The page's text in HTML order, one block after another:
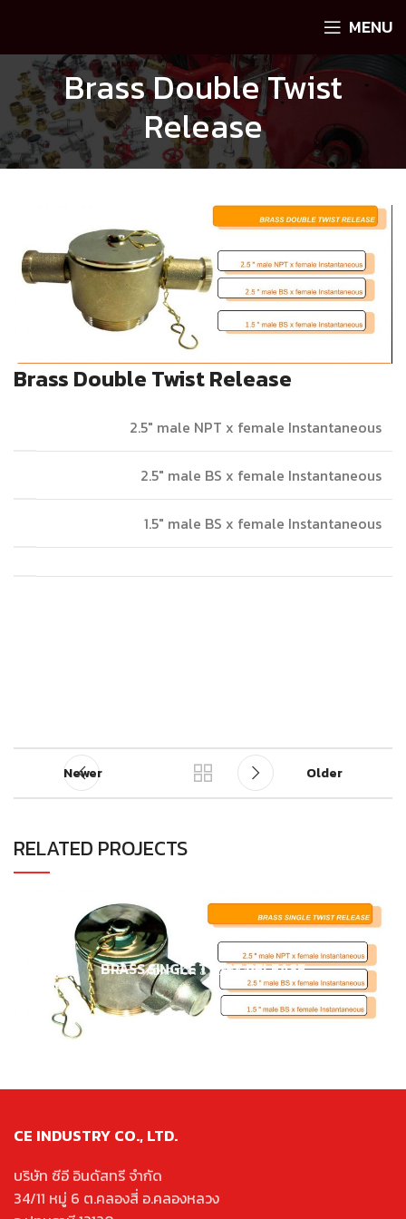
MENU
Brass Double Twist
Release
Brass Double Twist Release
2.5″ male NPT x female Instantaneous
2.5″ male BS x female Instantaneous
1.5″ male BS x female Instantaneous
Newer Older
RELATED PROJECTS
ADAPTOR & COUPLING
BRASS SINGLE TWIST RELEASE
CE INDUSTRY CO., LTD.
บริษัท ซีอี อินดัสทรี จำกัด
34/11 หมู่ 6 ต.คลองสี่ อ.คลองหลวง